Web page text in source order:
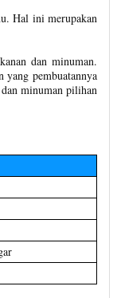
Hal ini merupakan
dan minuman.
pembuatannya
minuman pilihan